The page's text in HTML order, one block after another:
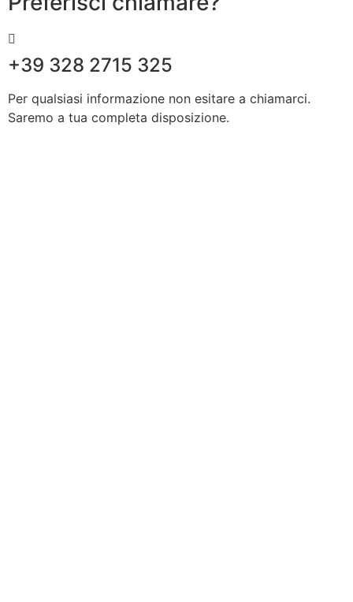
+39 328 2715 325
Per qualsiasi informazione non esitare a chiamarci.
Saremo a tua completa disposizione.